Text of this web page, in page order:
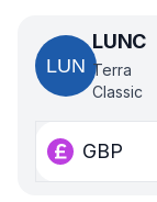
LUNC
Terra
Classic
GBP